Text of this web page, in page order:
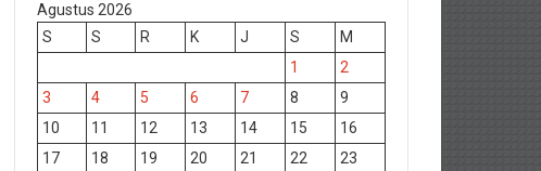
Agustus 2026
S
S R K J S
M
1
2
3
4 5 6 7 8
9
10
11 12 13 14 15
16
17
18 19 20 21 22
23